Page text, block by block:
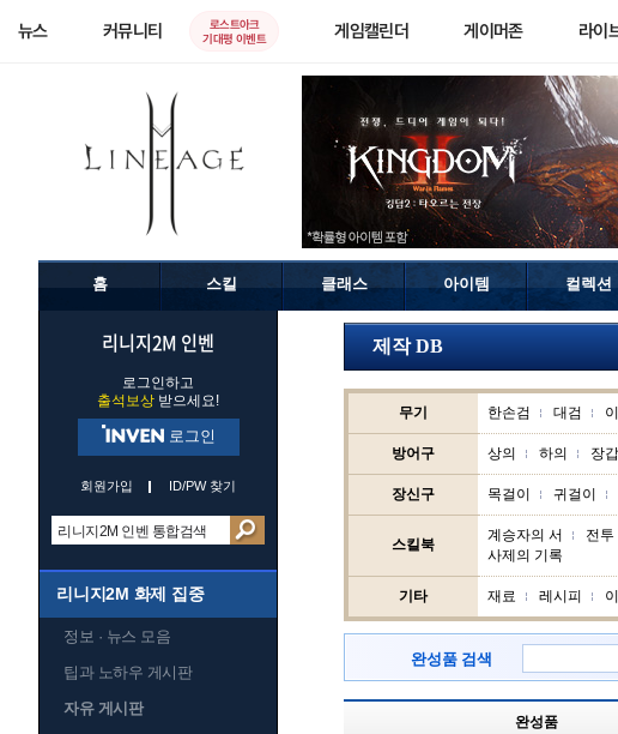
뉴스 커뮤니티
로스트아크
기대평 이벤트
게임캘린더 게이머존 라이
홈 스킬 클래스 아이템 컬렉션
리니지2M 인벤
로그인하고
출석보상 받으세요!
로그인
회원가입 ID/PW 찾기
리니지2M 화제 집중
정보 · 뉴스 모음
팁과 노하우 게시판
자유 게시판
제작 DB
무기 한손검 대검
방어구 상의 하의 장갑
장신구 목걸이 귀걸이
스킬북
계승자의 서 전투
사제의 기록
기타 재료 레시피
완성품 검색
완성품